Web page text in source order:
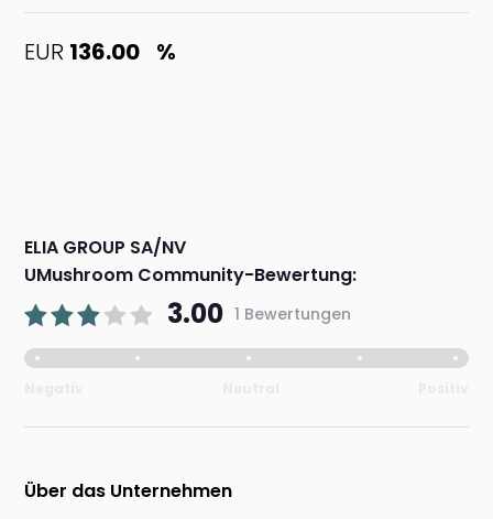
EUR 136.00 %
ELIA GROUP SA/NV
UMushroom Community-Bewertung:
3.00 1 Bewertungen
Über das Unternehmen